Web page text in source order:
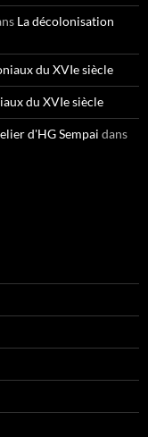
La décolonisation
du XVIe siècle
du XVIe siècle
d'HG Sempai dans